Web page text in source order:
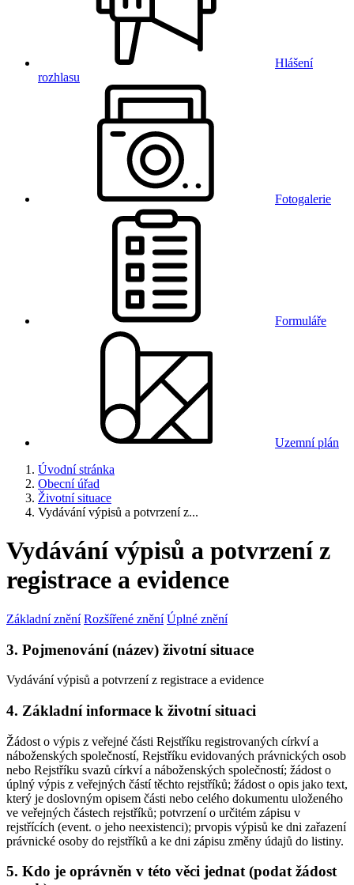
Hlášení
rozhlasu
Fotogalerie
Formuláře
Uzemní plán
Úvodní stránka
Obecní úřad
Životní situace
Vydávání výpisů a potvrzení z...
Vydávání výpisů a potvrzení z
registrace a evidence
Základní znění Rozšířené znění Úplné znění
3. Pojmenování (název) životní situace
Vydávání výpisů a potvrzení z registrace a evidence
4. Základní informace k životní situaci
Žádost o výpis z veřejné části Rejstříku registrovaných církví a
náboženských společností, Rejstříku evidovaných právnických osob
nebo Rejstříku svazů církví a náboženských společností; žádost o
úplný výpis z veřejných částí těchto rejstříků; žádost o opis jako text,
který je doslovným opisem části nebo celého dokumentu uloženého
ve veřejných částech rejstříků; potvrzení o určitém zápisu v
rejstřících (event. o jeho neexistenci); prvopis výpisů ke dni zařazení
právnické osoby do rejstříků a ke dni zápisu změny údajů do listiny.
5. Kdo je oprávněn v této věci jednat (podat žádost